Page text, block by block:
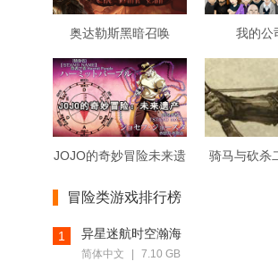
奥达勒斯黑暗召唤 我的公
JOJO的奇妙冒险未来遗
骑马与砍杀
冒险类游戏排行榜
1 异星迷航时空瀚海
简体中文 7.10 GB